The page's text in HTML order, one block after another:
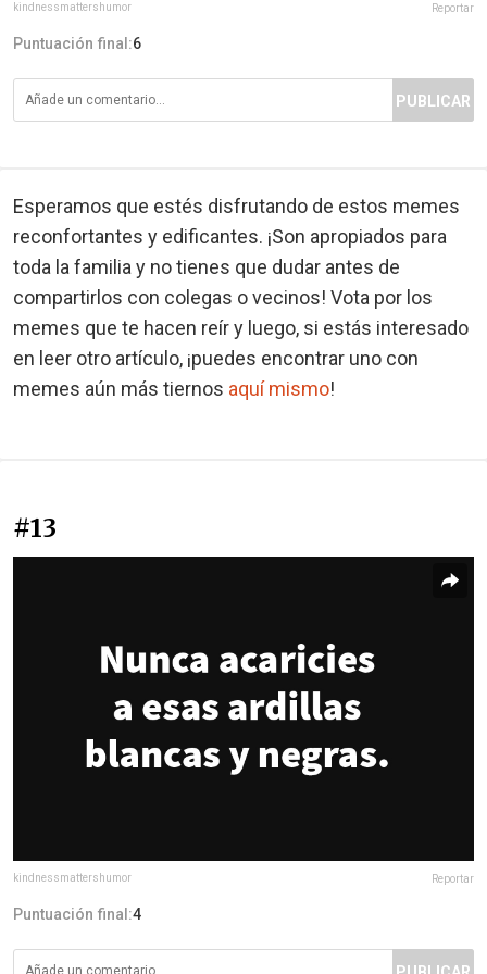
kindnessmattershumor Reportar
Puntuación final:6
PUBLICAR
Esperamos que estés disfrutando de estos memes
reconfortantes y edificantes. ¡Son apropiados para
toda la familia y no tienes que dudar antes de
compartirlos con colegas o vecinos! Vota por los
memes que te hacen reír y luego, si estás interesado
en leer otro artículo, ¡puedes encontrar uno con
memes aún más tiernos aquí mismo!
#13
kindnessmattershumor Reportar
Puntuación final:4